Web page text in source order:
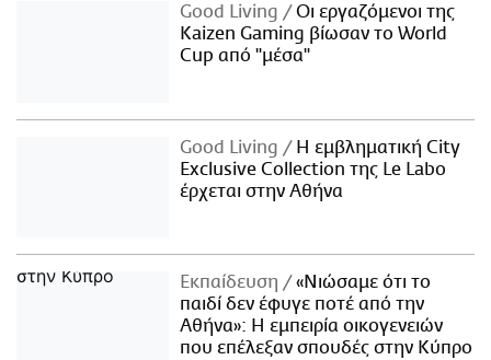
Good Living
Οι εργαζόμενοι της
Kaizen Gaming βίωσαν το World
Cup από "μέσα"
Good Living
Η εμβληματική City
Exclusive Collection της Le Labo
έρχεται στην Αθήνα
Εκπαίδευση
«Νιώσαμε ότι το
παιδί δεν έφυγε ποτέ από την
Αθήνα»: Η εμπειρία οικογενειών
που επέλεξαν σπουδές στην Κύπρο